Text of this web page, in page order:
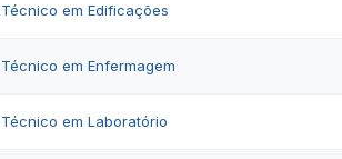
Técnico em Edificações
Técnico em Enfermagem
Técnico em Laboratório